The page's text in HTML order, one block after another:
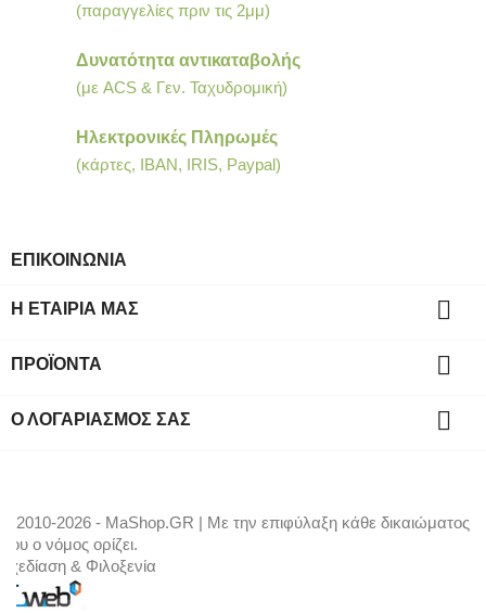
(παραγγελίες πριν τις 2μμ)
Δυνατότητα αντικαταβολής
(με ACS & Γεν. Ταχυδρομική)
Ηλεκτρονικές Πληρωμές
(κάρτες, IBAN, IRIS, Paypal)
ΕΠΙΚΟΙΝΩΝΙΑ
Η ΕΤΑΙΡΊΑ ΜΑΣ 
ΠΡΟΪΌΝΤΑ 
Ο ΛΟΓΑΡΙΑΣΜΌΣ ΣΑΣ 
© 2010-2026 - MaShop.GR | Με την επιφύλαξη κάθε δικαιώματος
που ο νόμος ορίζει.
Σχεδίαση & Φιλοξενία